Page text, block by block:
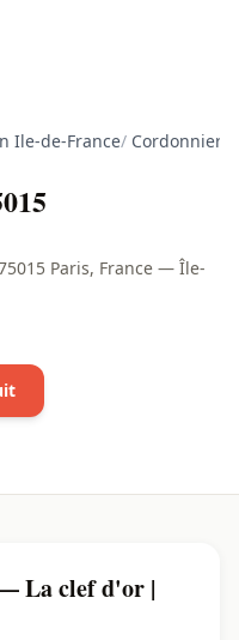
Ile-de-France/ Cordonnier
Paris, France — Île-
La clef d'or |